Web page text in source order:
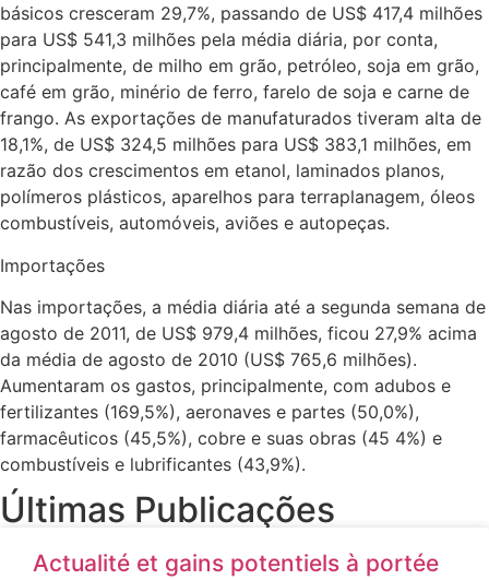
básicos cresceram 29,7%, passando de US$ 417,4 milhões
para US$ 541,3 milhões pela média diária, por conta,
principalmente, de milho em grão, petróleo, soja em grão,
café em grão, minério de ferro, farelo de soja e carne de
frango. As exportações de manufaturados tiveram alta de
18,1%, de US$ 324,5 milhões para US$ 383,1 milhões, em
razão dos crescimentos em etanol, laminados planos,
polímeros plásticos, aparelhos para terraplanagem, óleos
combustíveis, automóveis, aviões e autopeças.
Importações
Nas importações, a média diária até a segunda semana de
agosto de 2011, de US$ 979,4 milhões, ficou 27,9% acima
da média de agosto de 2010 (US$ 765,6 milhões).
Aumentaram os gastos, principalmente, com adubos e
fertilizantes (169,5%), aeronaves e partes (50,0%),
farmacêuticos (45,5%), cobre e suas obras (45 4%) e
combustíveis e lubrificantes (43,9%).
Últimas Publicações
Actualité et gains potentiels à portée